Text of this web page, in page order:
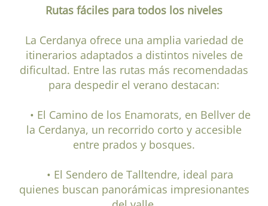
Rutas fáciles para todos los niveles
La Cerdanya ofrece una amplia variedad de
itinerarios adaptados a distintos niveles de
dificultad. Entre las rutas más recomendadas
para despedir el verano destacan:
• El Camino de los Enamorats, en Bellver de
la Cerdanya, un recorrido corto y accesible
entre prados y bosques.
• El Sendero de Talltendre, ideal para
quienes buscan panorámicas impresionantes